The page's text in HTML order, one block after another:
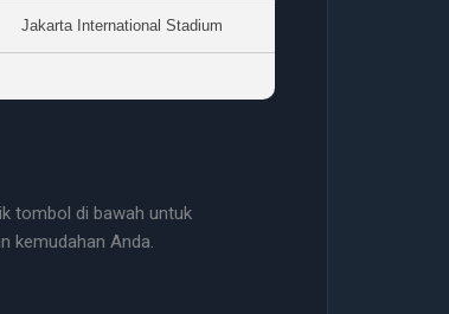
Jakarta International Stadium
tombol di bawah untuk
kemudahan Anda.